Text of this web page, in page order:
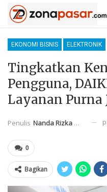
EKONOMI BISNIS ELEKTRONIK
Tingkatkan
Pengguna,
Layanan Purna
Penulis Nanda Rizka Mahendra
0
Bagikan